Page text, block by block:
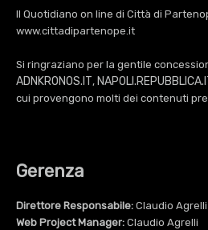
Il Quotidiano on line di Città di
www.cittadipartenope.it
Si ringraziano per la gentile
ADNKRONOS.IT,
cui provengono molti dei contenuti
Gerenza
Direttore Responsabile: Claudio Agrelli
Web Project Manager: Claudio Agrelli